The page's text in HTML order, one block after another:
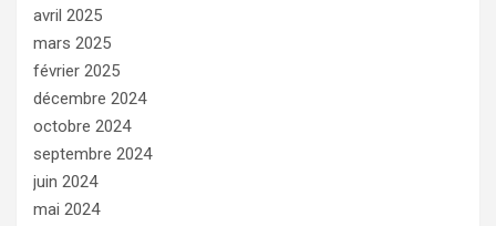
avril 2025
mars 2025
février 2025
décembre 2024
octobre 2024
septembre 2024
juin 2024
mai 2024